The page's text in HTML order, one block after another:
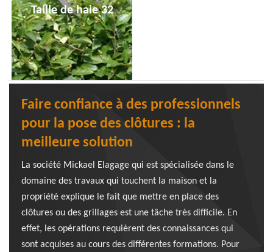
Taille de haie 32
Faire confiance à des professionnels
pour la pose des clôtures : la
meilleure solution
La société Mickael Elagage qui est spécialisée dans le
domaine des travaux qui touchent la maison et la
propriété explique le fait que mettre en place des
clôtures ou des grillages est une tâche très difficile. En
effet, les opérations requièrent des connaissances qui
sont acquises au cours des différentes formations. Pour